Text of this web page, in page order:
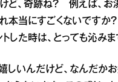
ど、奇跡ね？ 例えば、
本当にすごくないです
した時は、とっても沁み
しいんだけど、なんだか